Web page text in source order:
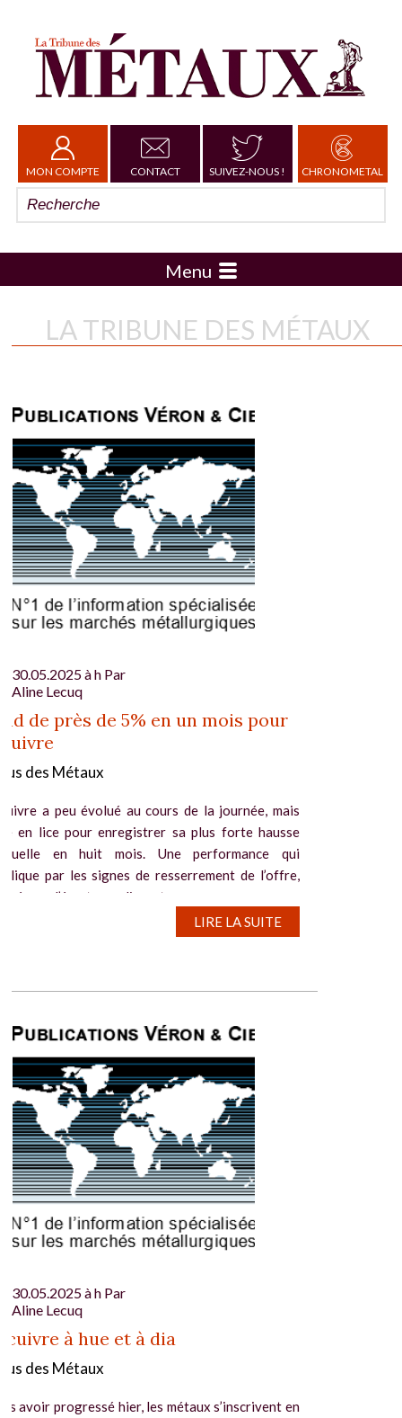
MON COMPTE CONTACT SUIVEZ-NOUS ! CHRONOMETAL
Menu
LA TRIBUNE DES MÉTAUX
30.05.2025 à h Par
Aline Lecuq
de près de 5% en un mois pour
des Métaux
a peu évolué au cours de la journée, mais
en lice pour enregistrer sa plus forte hausse
en huit mois. Une performance qui
par les signes de resserrement de l’offre,
par l’écart grandissant...
LIRE LA SUITE
30.05.2025 à h Par
Aline Lecuq
cuivre à hue et à dia
des Métaux
avoir progressé hier, les métaux s’inscrivent en